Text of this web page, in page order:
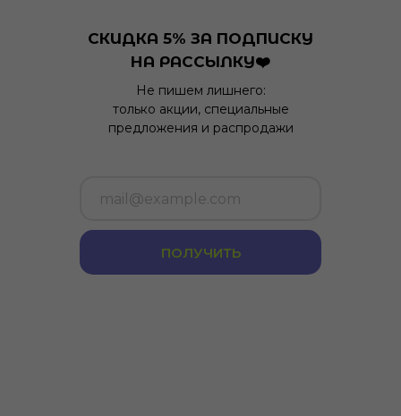
ПОЛУЧИТЬ
Не пишем лишнего:
только акции, специальные
предложения и распродажи
СКИДКА 5% ЗА ПОДПИСКУ
НА РАССЫЛКУ❤️